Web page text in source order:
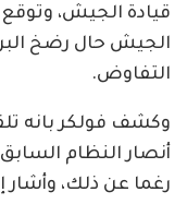
قيادة الجيش، وتوقع
الجيش حال رضخ
التفاوض.
وكشف فولكر بانه
أنصار النظام
رغما عن ذلك، وأشار